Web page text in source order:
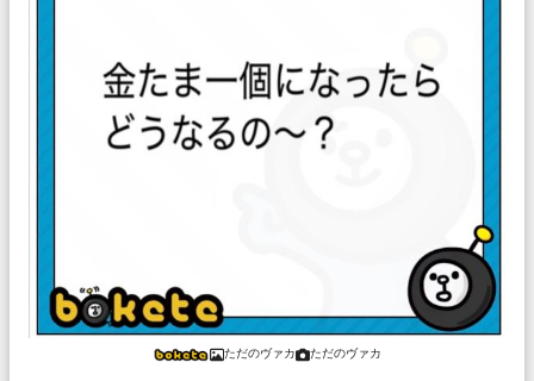
ただのヴァカ ただのヴァカ